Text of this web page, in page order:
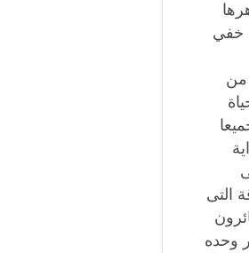
خفي
من
التى
وحده